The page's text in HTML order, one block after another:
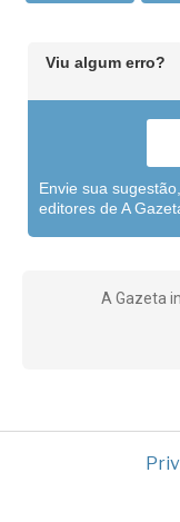
Viu algum erro?
Envie sua
editores de A
A Gazeta